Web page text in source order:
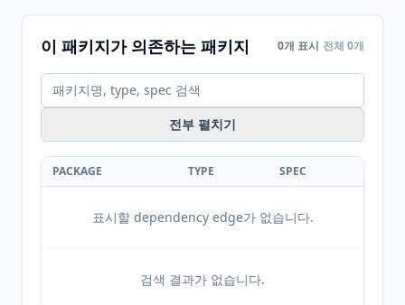
이 패키지가 의존하는 패키지 0개 표시 전체 0개
전부 펼치기
PACKAGE TYPE SPEC
표시할 dependency edge가 없습니다.
검색 결과가 없습니다.